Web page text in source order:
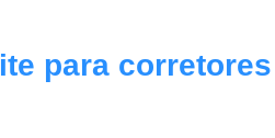
para